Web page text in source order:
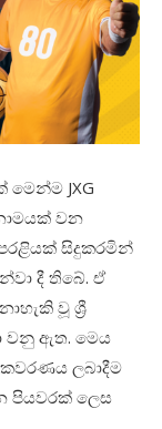
මෙන්ම JXG
වන
සිදුකරමින්
දී තිබේ. ඒ
වූ ශ්‍රී
වනු ඇත. මෙය
ලබාදීම
පියවරක් ලෙස